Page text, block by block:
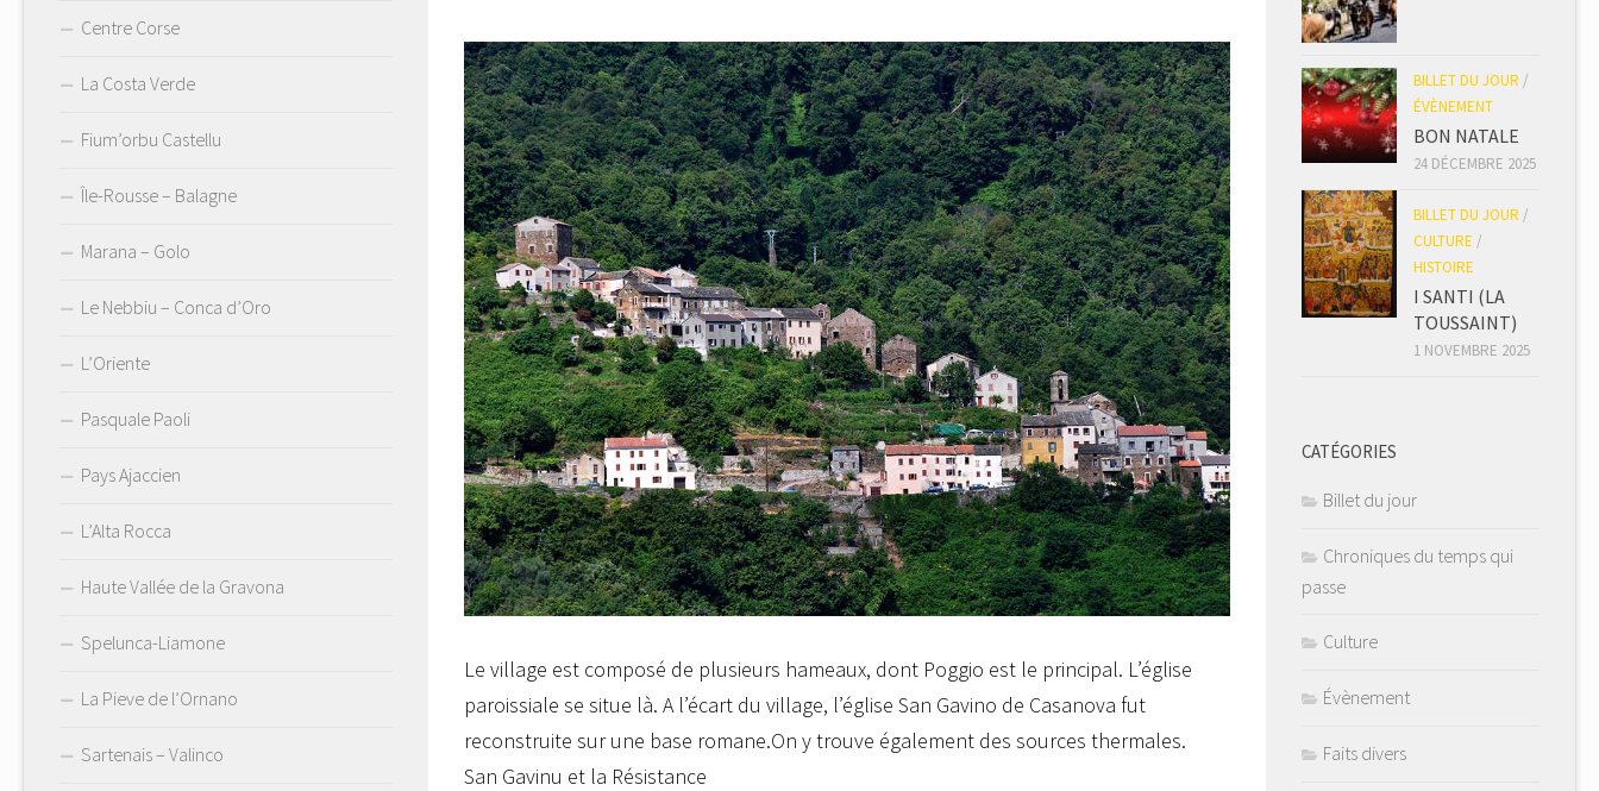
Le village est composé de plusieurs hameaux, dont Poggio est le principal. L’église
paroissiale se situe là. A l’écart du village, l’église San Gavino de Casanova fut
reconstruite sur une base romane.On y trouve également des sources thermales.
San Gavinu et la Résistance
Centre Corse
La Costa Verde
Fium’orbu Castellu
Île-Rousse – Balagne
Marana – Golo
Le Nebbiu – Conca d’Oro
L’Oriente
Pasquale Paoli
Pays Ajaccien
L’Alta Rocca
Haute Vallée de la Gravona
Spelunca-Liamone
La Pieve de l’Ornano
Sartenais – Valinco
BILLET DU JOUR /
ÉVÈNEMENT
BON NATALE
24 DÉCEMBRE 2025
BILLET DU JOUR /
CULTURE /
HISTOIRE
I SANTI (LA
TOUSSAINT)
1 NOVEMBRE 2025
CATÉGORIES
Billet du jour
Chroniques du temps qui
passe
Culture
Évènement
Faits divers